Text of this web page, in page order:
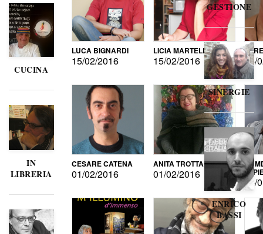
CUCINA
IN
LIBRERIA
LUCA BIGNARDI
15/02/2016
LICIA MARTELLI
15/02/2016 15/
CESARE CATENA
01/02/2016
ANITA TROTTA
01/02/2016 DI
15/
GESTIONE
SINERGIE
ENRICO
BASSI